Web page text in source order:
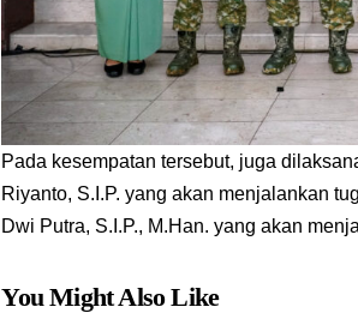
Pada kesempatan tersebut, juga
Riyanto, S.I.P. yang akan menjalankan
Dwi Putra, S.I.P., M.Han. yang akan
You Might Also Like